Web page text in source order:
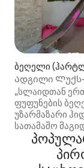
ბეღელი
„სლაიდთან ერთად“
ფუფუნების
უზარმაზარი
სათამაშო
ტელევიზორით
სრიალით,
მეზონეტის